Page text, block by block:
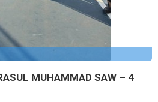
MUHAMMAD SAW – 4